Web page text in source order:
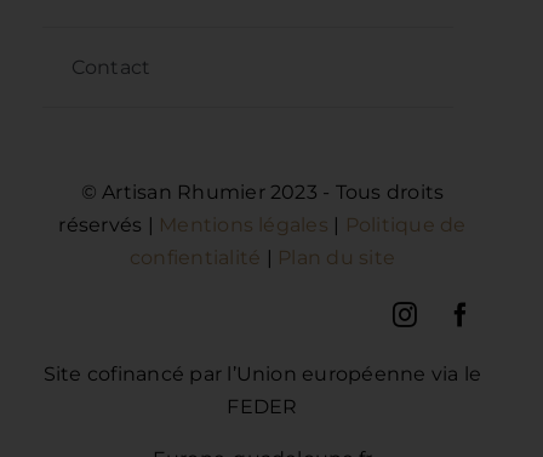
Contact
© Artisan Rhumier 2023 - Tous droits
réservés | Mentions légales | Politique de
confientialité | Plan du site
Site cofinancé par l’Union européenne via le
FEDER